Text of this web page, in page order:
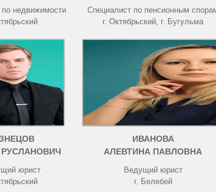
недвижимости
Специалист по пенсионным
г. Октябрьский, г. Бугульма
юрист
ИВАНОВА
АЛЕВТИНА ПАВЛОВНА
Ведущий юрист
г. Белебей